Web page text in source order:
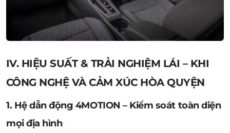
IV. HIỆU SUẤT & TRẢI NGHIỆM LÁI – KHI
CÔNG NGHỆ VÀ CẢM XÚC HÒA QUYỆN
1. Hệ dẫn động 4MOTION – Kiểm soát toàn diện
mọi địa hình